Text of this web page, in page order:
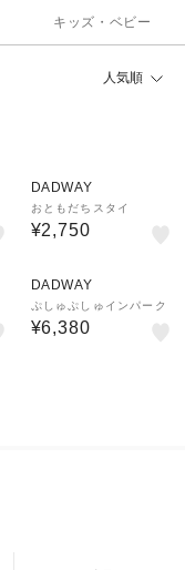
キッズ・ベビー
人気順
DADWAY
おともだちスタイ
¥2,750
DADWAY
ぷしゅぷしゅインパーク
¥6,380